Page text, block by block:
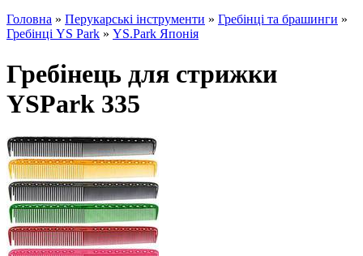
Головна » Перукарські інструменти » Гребінці та брашинги »
Гребінці YS Park » YS.Park Японія
Гребінець для стрижки
YSPark 335